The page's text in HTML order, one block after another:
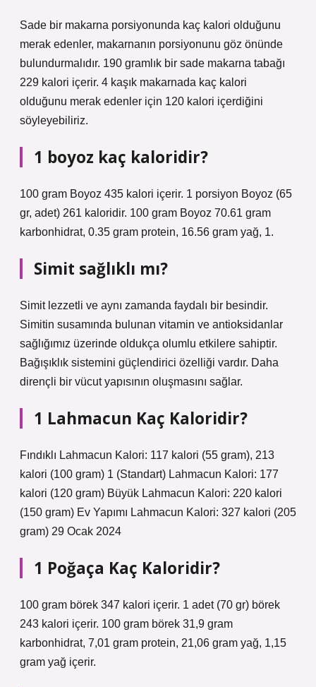
Sade bir makarna porsiyonunda kaç kalori olduğunu
merak edenler, makarnanın porsiyonunu göz önünde
bulundurmalıdır. 190 gramlık bir sade makarna tabağı
229 kalori içerir. 4 kaşık makarnada kaç kalori
olduğunu merak edenler için 120 kalori içerdiğini
söyleyebiliriz.
1 boyoz kaç kaloridir?
100 gram Boyoz 435 kalori içerir. 1 porsiyon Boyoz (65
gr, adet) 261 kaloridir. 100 gram Boyoz 70.61 gram
karbonhidrat, 0.35 gram protein, 16.56 gram yağ, 1.
Simit sağlıklı mı?
Simit lezzetli ve aynı zamanda faydalı bir besindir.
Simitin susamında bulunan vitamin ve antioksidanlar
sağlığımız üzerinde oldukça olumlu etkilere sahiptir.
Bağışıklık sistemini güçlendirici özelliği vardır. Daha
dirençli bir vücut yapısının oluşmasını sağlar.
1 Lahmacun Kaç Kaloridir?
Fındıklı Lahmacun Kalori: 117 kalori (55 gram), 213
kalori (100 gram) 1 (Standart) Lahmacun Kalori: 177
kalori (120 gram) Büyük Lahmacun Kalori: 220 kalori
(150 gram) Ev Yapımı Lahmacun Kalori: 327 kalori (205
gram) 29 Ocak 2024
1 Poğaça Kaç Kaloridir?
100 gram börek 347 kalori içerir. 1 adet (70 gr) börek
243 kalori içerir. 100 gram börek 31,9 gram
karbonhidrat, 7,01 gram protein, 21,06 gram yağ, 1,15
gram yağ içerir.